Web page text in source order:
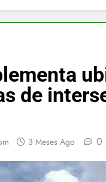
de
3 Meses Ago 0